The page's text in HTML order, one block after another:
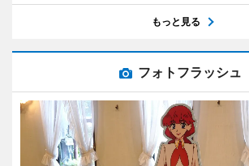
もっと見る
フォトフラッシュ